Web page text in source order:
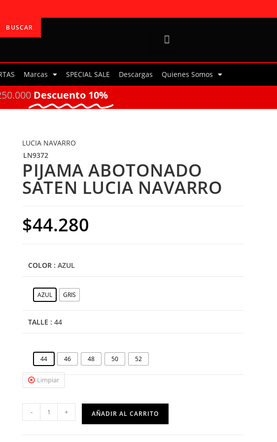
BUSCAR
Marcas SPECIAL SALE Descargas Quienes Somos
Descuento 10%
LUCIA NAVARRO
LN9372
PIJAMA ABOTONADO
SATEN LUCIA NAVARRO
$44.280
COLOR : AZUL
AZUL GRIS
TALLE : 44
44 46 48 50 52
Limpiar
- + AÑADIR AL CARRITO